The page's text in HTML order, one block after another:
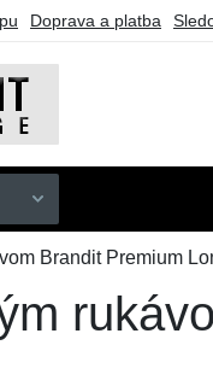
Doprava a platba
Brandit Premium